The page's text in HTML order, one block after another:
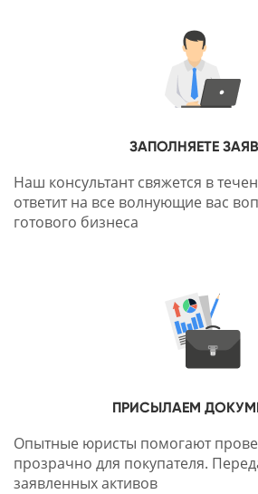
ЗАПОЛНЯЕТЕ
Наш консультант свяжется в
ответит на все волнующие вас
готового бизнеса
ПРИСЫЛАЕМ
Опытные юристы помогают
прозрачно для покупателя.
заявленных активов